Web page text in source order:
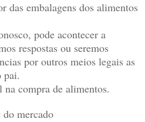
das embalagens dos alimentos
pode acontecer a
respostas ou seremos
por outros meios legais as
pai.
na compra de alimentos.
mercado